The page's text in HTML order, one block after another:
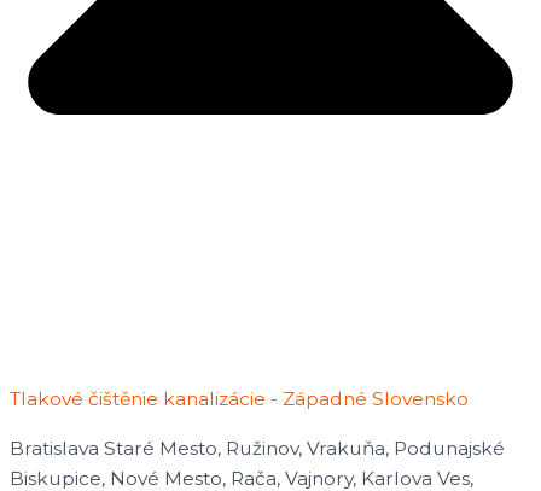
Tlakové čištěnie kanalizácie - Západné Slovensko
Bratislava Staré Mesto, Ružinov, Vrakuňa, Podunajské
Biskupice, Nové Mesto, Rača, Vajnory, Karlova Ves,